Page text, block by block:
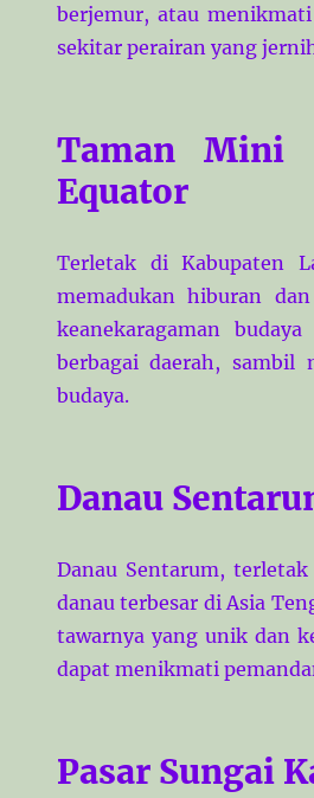
berjemur, atau
sekitar perairan yang
Taman Mini
Equator
Terletak di Kabupaten
memadukan hiburan
keanekaragaman
berbagai daerah, sambil
budaya.
Danau
Danau Sentarum,
danau terbesar di Asia
tawarnya yang unik dan
dapat menikmati
Pasar Sungai